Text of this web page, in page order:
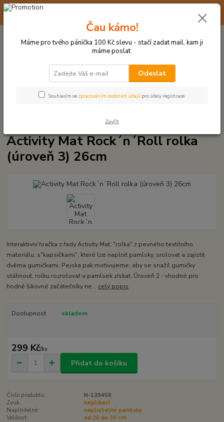
☀️ 10. - 14. SRPNA 2026 MÁME DOVOLENOU ☀️ OBJEDNÁVKY
po–pá: 9–17 hod.
za0 Kč
Activity Mat Rock´n´Roll rolka
(úroveň 3) 26cm
Interaktivní hračka z řady Activity Mat, "rolka" z pevného textilního
materiálu, s"kapsičkami", které lze naplnit pamlsky, srolovat a zajistit
dvěma gumičkami. Pejska pak motivujeme, aby se snažil gumičky
stáhnout, rolku rozrolovat a pamlsek získat. Úroveň 2 - vhodné pro
hodně šikovné začátečníky ne... celý popis
Dostupnost skladem
299 Kč/ks
Přidat do košíku
Číslo produktu:
N-139458
Zvuk:
nepískací
Naplnitelné:
naplnitelné pamlsky
Velikost:
od 20 do 30 cm
Čau kámo!
Máme pro tvého páníčka 100 Kč slevu - stačí zadat mail, kam ji
máme poslat.
Odeslat
Souhlasím se zpracováním osobních údajů pro účely registrace.
Zavřít